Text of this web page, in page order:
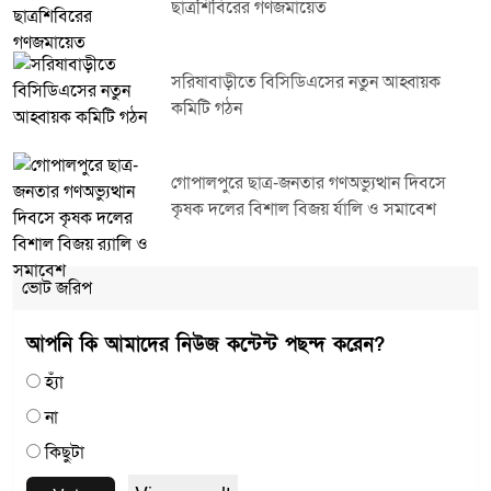
ছাত্রশিবিরের গণজমায়েত
সরিষাবাড়ীতে বিসিডিএসের নতুন আহ্বায়ক
কমিটি গঠন
গোপালপুরে ছাত্র-জনতার গণঅভ্যুত্থান দিবসে
কৃষক দলের বিশাল বিজয় র্যালি ও সমাবেশ
ভোট জরিপ
আপনি কি আমাদের নিউজ কন্টেন্ট পছন্দ করেন?
হ্যাঁ
না
কিছুটা